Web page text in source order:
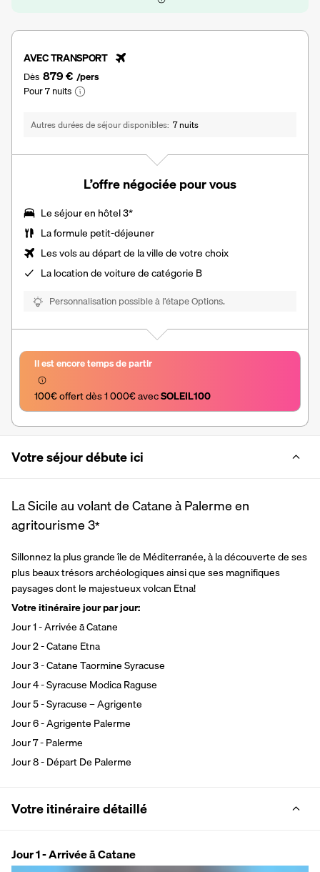
AVEC TRANSPORT
Dès 879 € /pers
Pour 7 nuits
Autres durées de séjour disponibles 7 nuits
L’offre négociée pour vous
Le séjour en hôtel 3*
La formule petit-déjeuner
Les vols au départ de la ville de votre choix
Lalocation de voiturede catégorie B
Personnalisation possible à l’étape Options.
Il est encore temps de partir
100€ offert dès 1 000€ avec SOLEIL100
Votre séjour débute ici
La Sicile au volant de Catane à Palerme en
agritourisme3*
Sillonnez la plus grande île de Méditerranée, à la découverte de ses
plus beaux trésors archéologiques ainsi que ses magnifiques
paysages dont le majestueux volcan Etna!
Votre itinéraire jour par jour:
Jour 1 - Arrivée ā Catane
Jour 2 - Catane Etna
Jour 3 - Catane Taormine Syracuse
Jour 4 - Syracuse Modica Raguse
Jour 5 - Syracuse – Agrigente
Jour 6 - Agrigente Palerme
Jour 7 - Palerme
Jour 8 - Départ De Palerme
Votre itinéraire détaillé
Jour 1 - Arrivée ā Catane